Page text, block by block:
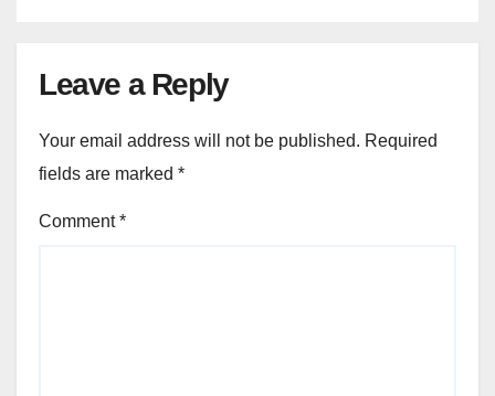
Leave a Reply
Your email address will not be published. Required
fields are marked *
Comment*